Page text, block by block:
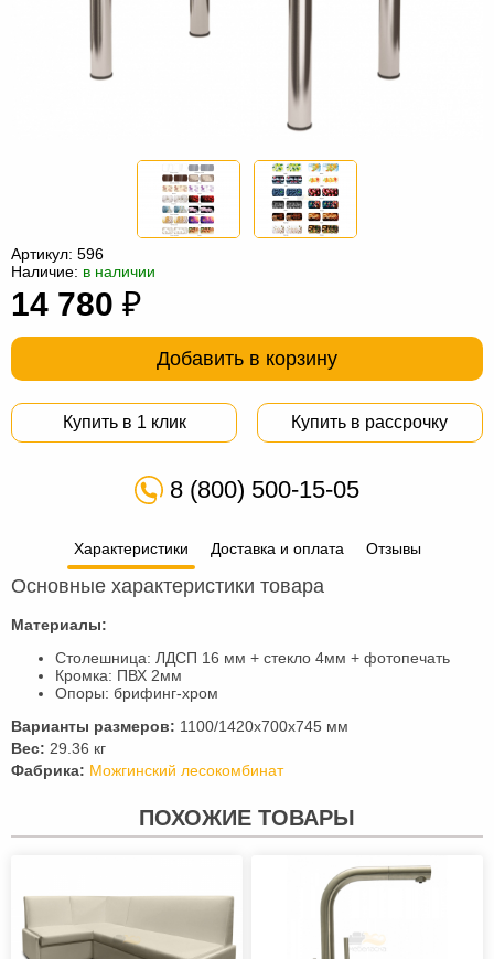
мешки
Мебель
из
ротанга
Садовая
мебель
Косметологическое
оборудование
Артикул: 596
Наличие: в наличии
14 780 ₽
Добавить в корзину
Купить в 1 клик Купить в рассрочку
8 (800) 500-15-05
Характеристики Доставка и оплата Отзывы
Основные характеристики товара
Материалы:
Столешница: ЛДСП 16 мм + стекло 4мм + фотопечать
Кромка: ПВХ 2мм
Опоры: брифинг-хром
Варианты размеров: 1100/1420х700х745 мм
Вес: 29.36 кг
Фабрика: Можгинский лесокомбинат
ПОХОЖИЕ ТОВАРЫ